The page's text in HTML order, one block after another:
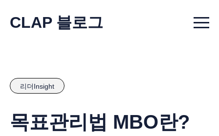
CLAP 블로그 Menu
리더Insight
목표관리법 MBO란?